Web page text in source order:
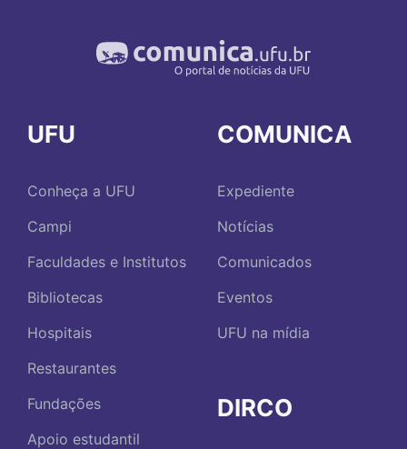
UFU
Conheça a UFU
Campi
Faculdades e Institutos
Bibliotecas
Hospitais
Restaurantes
Fundações
Apoio estudantil
COMUNICA
Expediente
Notícias
Comunicados
Eventos
UFU na mídia
DIRCO